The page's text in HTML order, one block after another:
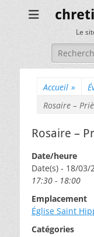
Le
Accueil »
Rosaire –
Rosaire –
Date/heure
Date(s) - 18/03/
17:30 - 18:00
Emplacement
Église Saint
Catégories